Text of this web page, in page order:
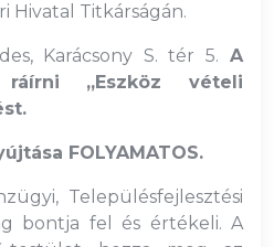
Hivatal Titkárságán.
Karácsony S. tér 5. A
„Eszköz vételi
FOLYAMATOS.
Településfejlesztési
bontja fel és értékeli. A